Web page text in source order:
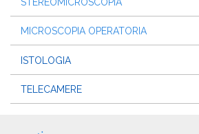
MICROSCOPIA OPERATORIA
ISTOLOGIA
TELECAMERE